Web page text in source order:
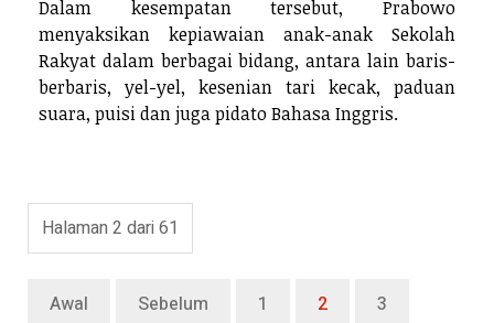
Dalam kesempatan tersebut, Prabowo
menyaksikan kepiawaian anak-anak Sekolah
Rakyat dalam berbagai bidang, antara lain baris-
berbaris, yel-yel, kesenian tari kecak, paduan
suara, puisi dan juga pidato Bahasa Inggris.
Halaman 2 dari 61
Awal Sebelum 1 2 3